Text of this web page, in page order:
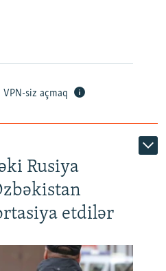
VPN-siz açmaq
Rusiya
etdilər